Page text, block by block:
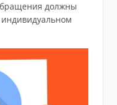
должны
индивидуальном